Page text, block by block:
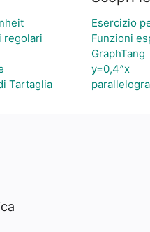
regolari
Tartaglia
Esercizio
Funzioni
GraphTang
y=0,4^x